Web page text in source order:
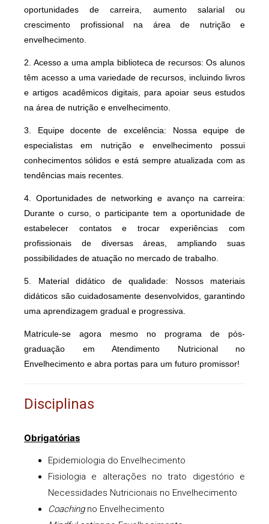
oportunidades de carreira, aumento salarial ou
crescimento profissional na área de nutrição e
envelhecimento.
2. Acesso a uma ampla biblioteca de recursos: Os alunos
têm acesso a uma variedade de recursos, incluindo livros
e artigos acadêmicos digitais, para apoiar seus estudos
na área de nutrição e envelhecimento.
3. Equipe docente de excelência: Nossa equipe de
especialistas em nutrição e envelhecimento possui
conhecimentos sólidos e está sempre atualizada com as
tendências mais recentes.
4. Oportunidades de networking e avanço na carreira:
Durante o curso, o participante tem a oportunidade de
estabelecer contatos e trocar experiências com
profissionais de diversas áreas, ampliando suas
possibilidades de atuação no mercado de trabalho.
5. Material didático de qualidade: Nossos materiais
didáticos são cuidadosamente desenvolvidos, garantindo
uma aprendizagem gradual e progressiva.
Matricule-se agora mesmo no programa de pós-
graduação em Atendimento Nutricional no
Envelhecimento e abra portas para um futuro promissor!
Disciplinas
Obrigatórias
Epidemiologia do Envelhecimento
Fisiologia e alterações no trato digestório e
Necessidades Nutricionais no Envelhecimento
Coaching no Envelhecimento